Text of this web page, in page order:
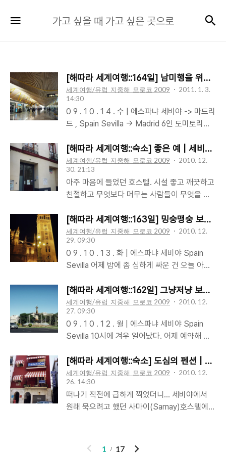
고
가
고
싶
은
곳
으
가고 싶을 때 가고 싶은 곳으로
[해따라 세계여행::164일] 남미행을 위해 다
세계여행/유럽_지중해_모로코 2009
2011. 1. 3.
14:30
0 9 . 1 0 . 1 4 . 수 | 에스파냐 세비야 -> 마드리
드 , Spain Sevilla -> Madrid 6인 도미토리임
마저 둘이서만 잤으면 했지만 기대는 금방 부서
졌다. 그리고, 나름 조심스럽게 움직이기는 했지
만 늦게까지 놀다 새벽녘에 들어온 분들 덕분에
제대로 잠을 설쳤다. 버스터미널로 가기 위해 숙
소 바로 앞 정류소에서 버스를 기다렸다. 문 앞
에 나온 것임을 깨달았다. 요일을 관장하는 감각
이 오랜 여행으로 무뎌진 탓도 있었다. 한 대 더
기다려볼까 하다가 그냥 걸어서 가기로 했다. 맨
몸이면 어떻게 밀고 타 보겠지만 몸 앞 뒤로 배
낭을 메고서는 쉽지 않을 것 같았다. 물론, 배낭
[해따라 세계여행::숙소] 좋은 예 | 세비야 사
세계여행/유럽_지중해_모로코 2009
2010. 12.
30. 21:13
아주 마음에 들었던 호스텔. 시설 좋고 깨끗하고
친절하고 무엇보다 머무는 사람들이 무엇을 원
적을 느낄 수 있어 좋았다. 넉넉하게 가져다 놓
은 화장실 휴지. 다양하게 구비된 식기와 주방도
구. 크기는 작지만 안전하고 쓰기 편한 전자식
사물함. 등등이 있었지만 가장 인상적이었던 것
은 주방에 있던 스티커와 네임펜이었다. 숙박객
구분해야 하기도 하고 그리고 정기적으로 냉장
고 정리를 하기 때문에 표시를 해놔야 하는데 사
람에 따라서는 필기구가 없는 경우도 있고 볼펜
같은 것은 비닐봉지에 잘 써지지도 않는다. 그런
불편을 해소해 주기 위해 스티커와 펜을 비치해
로 나왔다. 우..
[해따라 세계여행::163일] 밍숭맹숭 보낸 하
세계여행/유럽_지중해_모로코 2009
2010. 12.
29. 09:30
0 9 . 1 0 . 1 3 . 화 | 에스파냐 세비야 Spain
Sevilla 어제 밤에 좀 심하게 싸운 건 오늘 아침
전환 겸 해서 어제는 비싸다고 그냥 지나친 일식
집에 갔다. 하지만 무드 상승에 전혀 도움을 주
지 못했다. 데리야끼도 우동도 모두 실망스러웠
다. 특히 우동의 생명이라 할 수 있는 국물은 고
급스러운 인테리어를 따라가지 못했다. 일본 음
람들이 모두 중국사람 같았는데 음식에서도 대
륙적 손맛이 많이 버무려진 것 같았다. 히랄다탑
(Torre de la Giralda). 세비야 성당. 교회화된
이슬람 사원의 첨탑, 미나렛(Minaret)이 있는
오묘한 느낌의 성당을 구경한 후 동네 구경하면
[해따라 세계여행::162일] 그냥저냥 보낸 하
세계여행/유럽_지중해_모로코 2009
2010. 12.
27. 09:30
0 9 . 1 0 . 1 2 . 월 | 에스파냐 세비야 Spain
Sevilla 10시에 겨우 일어났다. 어제 예약해 놓
쌌다. 아직 체크인 시간 전. 청소중이라 입실이
안 된다하여 인터넷 쓰다가 점심 먹으러 나갔다.
한국에서도 그랬지만 단골집이 없으면, 미리 가
기로 마음 먹은 식당이 없으면 헤매기 마련이다.
식당은 많지만 이 집에 갈까? 저거 먹을까? 그렇
국집에 갔다. 여기 짜장 하나, 짬뽕 하나요~ 라
[해따라 세계여행::숙소] 도심의 펜션 | 세비
세계여행/유럽_지중해_모로코 2009
2010. 12.
26. 14:30
떠나기 직전에 급하게 찍었더니... 세비야에서
원래 묵으려고 했던 사마이(Samay)호스텔에는
예약을 하고 다른 숙소를 찾아 나섰다. 하지만,
이
1 17 다